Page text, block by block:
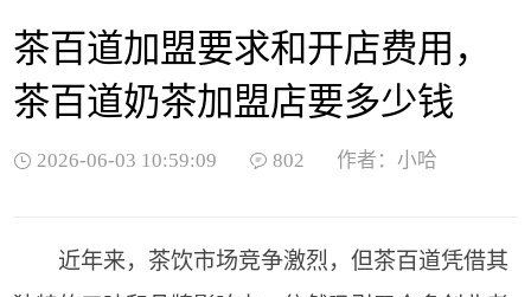
茶百道加盟要求和开店费用，
茶百道奶茶加盟店要多少钱
2026-06-03 10:59:09 802 作者：小哈
近年来，茶饮市场竞争激烈，但茶百道凭借其